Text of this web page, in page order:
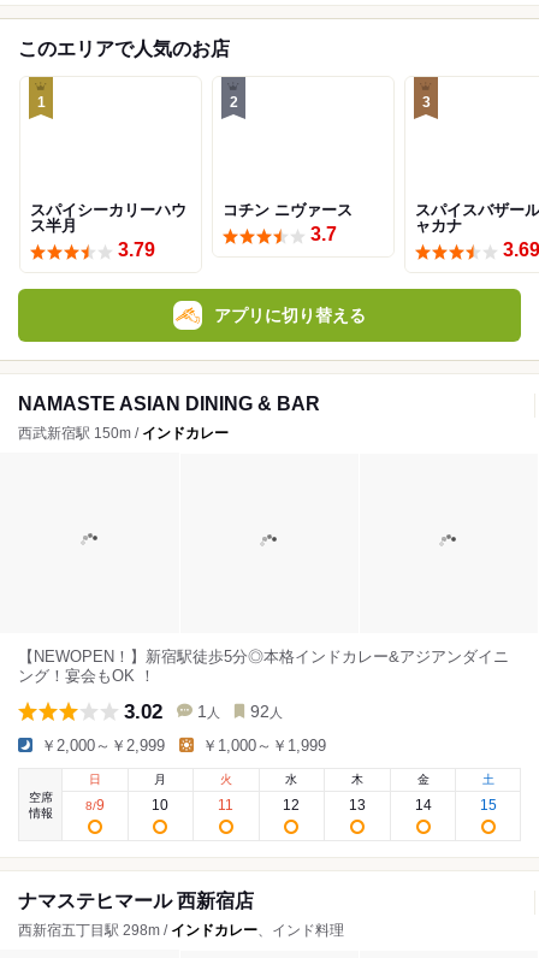
このエリアで人気のお店
1
スパイシーカリーハウ
ス半月
3.79
2
コチン ニヴァース
3.7
3
スパイスバザー
ャカナ
3.69
アプリに切り替える
NAMASTE ASIAN DINING & BAR
西武新宿駅 150m / インドカレー
【NEWOPEN！】新宿駅徒歩5分◎本格インドカレー&アジアンダイニ
ング！宴会もOK ！
3.02 1 人 92 人
￥2,000～￥2,999 ￥1,000～￥1,999
空席
情報
日
8/9
月
10
火
11
水
12
木
13
金
14
土
15
ナマステヒマール 西新宿店
西新宿五丁目駅 298m / インドカレー、インド料理